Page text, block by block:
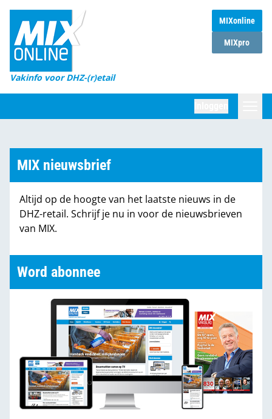
MIXonline
MIXpro
Vakinfo voor DHZ-(r)etail
Home
Magazines
DHZ Sessie
Marktcijfers
Partners
MIX nieuwsbrief
Altijd op de hoogte van het laatste nieuws in de
DHZ-retail. Schrijf je nu in voor de nieuwsbrieven
van MIX.
Word abonnee